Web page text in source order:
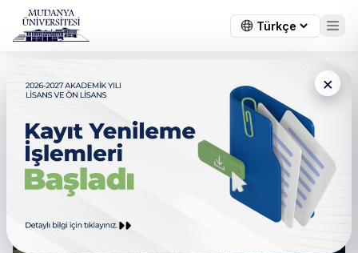
×
← Tüm duyurular
2022-2023 Akademik Yılı
Üniversite Süreçleri Hakkında
Bilgilendirme